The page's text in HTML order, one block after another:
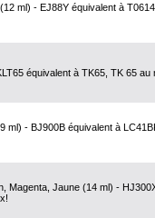
ml) - EJ88Y équivalent à
équivalent à TK65, TK 65 au
ml) - BJ900B équivalent à
Magenta, Jaune (14 ml) -